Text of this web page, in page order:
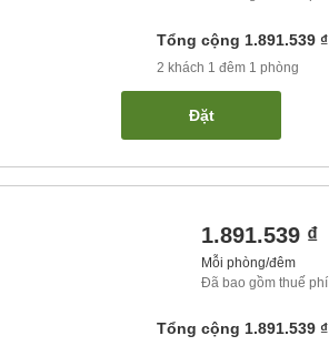
Tổng cộng 1.891.539 ₫
2 khách 1 đêm 1 phòng
Đặt
1.891.539 ₫
Mỗi phòng/đêm
Đã bao gồm thuế phí
Tổng cộng 1.891.539 ₫